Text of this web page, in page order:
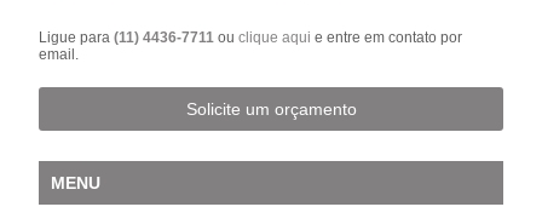
Ligue para(11) 4436-7711ouclique aqui e entre em contato por
email.
Solicite um orçamento
MENU